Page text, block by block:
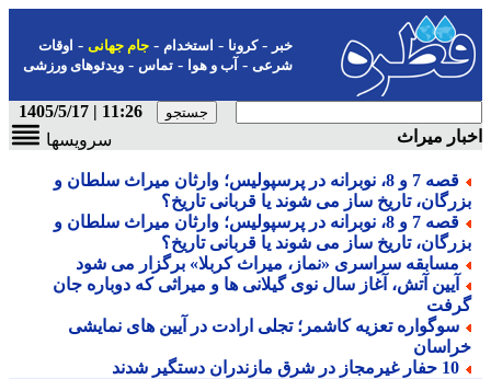
-کرونا-استخدام- جام جهانی-اوقات
شرعی-آب و هوا-تماس-ویدئوهای ورزشی
11:26 | 1405/5/17
میراث
سرویسها
قصه 7 و 8، نوبرانه در پرسپولیس؛ وارثان میراث سلطان و
تاریخ ساز می شوند یا قربانی تاریخ؟
قصه 7 و 8، نوبرانه در پرسپولیس؛ وارثان میراث سلطان و
تاریخ ساز می شوند یا قربانی تاریخ؟
مسابقه سراسری «نماز، میراث کربلا» برگزار می شود
آیین آتش، آغاز سال نوی گیلانی ها و میراثی که دوباره جان
سوگواره تعزیه کاشمر؛ تجلی ارادت در آیین های نمایشی
10 حفار غیرمجاز در شرق مازندران دستگیر شدند